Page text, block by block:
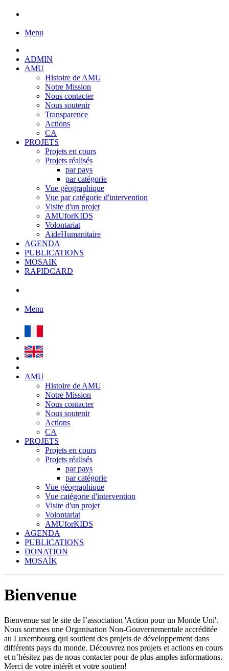
Menu
ADMIN
AMU
Histoire de AMU
Notre Mission
Nous contacter
Nous soutenir
Transparence
Actions
CA
PROJETS
Projets en cours
Projets réalisés
par pays
par catégorie
Vue géographique
Vue par catégorie d'intervention
Visite d'un projet
AMUforKIDS
Volontariat
AideHumanitaire
AGENDA
PUBLICATIONS
MOSAIK
RAPIDCARD
Menu
AMU
Histoire de AMU
Notre Mission
Nous contacter
Nous soutenir
Actions
CA
PROJETS
Projets en cours
Projets réalisés
par pays
par catégorie
Vue géographique
Vue catégorie d'intervention
Visite d'un projet
Volontariat
AMUforKIDS
AGENDA
PUBLICATIONS
DONATION
MOSAÏK
Bienvenue
Bienvenue sur le site de l’association 'Action pour un Monde Uni'.
Nous sommes une Organisation Non-Gouvernementale accréditée
au Luxembourg qui soutient des projets de développement dans
différents pays du monde. Découvrez nos projets et actions en cours
et n’hésitez pas de nous contacter pour de plus amples informations.
Merci de votre intérêt et votre soutien!